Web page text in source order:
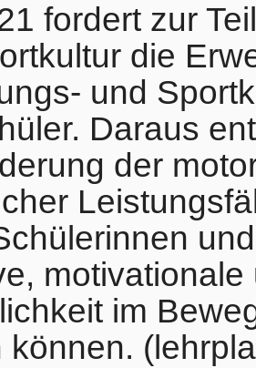
fordert zur
die
und
Daraus
der
im
können.